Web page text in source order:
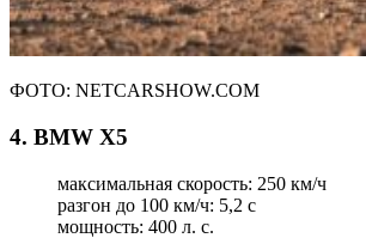
ФОТО: NETCARSHOW.COM
4. BMW X5
максимальная скорость: 250 км/ч
разгон до 100 км/ч: 5,2 с
мощность: 400 л. с.